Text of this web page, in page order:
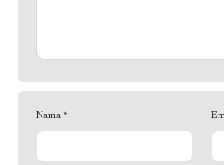
Nama *